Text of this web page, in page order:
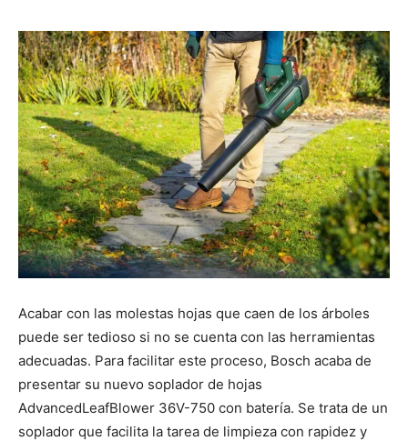
Acabar con las molestas hojas que caen de los árboles
puede ser tedioso si no se cuenta con las herramientas
adecuadas. Para facilitar este proceso, Bosch acaba de
presentar su nuevo soplador de hojas
AdvancedLeafBlower 36V-750 con batería. Se trata de un
soplador que facilita la tarea de limpieza con rapidez y